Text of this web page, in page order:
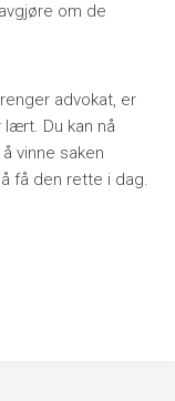
om de
advokat, er
Du kan nå
vinne saken
få den rette i dag.